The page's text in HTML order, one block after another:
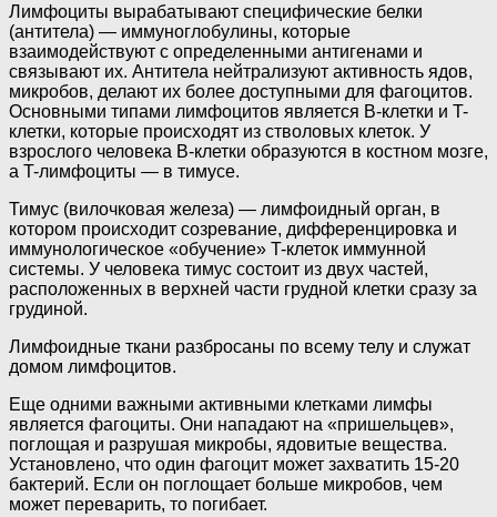
Лимфоциты вырабатывают специфические белки
(антитела) — иммуноглобулины, которые
взаимодействуют с определенными антигенами и
связывают их. Антитела нейтрализуют активность ядов,
микробов, делают их более доступными для фагоцитов.
Основными типами лимфоцитов является B-клетки и T-
клетки, которые происходят из стволовых клеток. У
взрослого человека В-клетки образуются в костном мозге,
а T-лимфоциты — в тимусе.
Тимус (вилочковая железа) — лимфоидный орган, в
котором происходит созревание, дифференцировка и
иммунологическое «обучение» T-клеток иммунной
системы. У человека тимус состоит из двух частей,
расположенных в верхней части грудной клетки сразу за
грудиной.
Лимфоидные ткани разбросаны по всему телу и служат
домом лимфоцитов.
Еще одними важными активными клетками лимфы
является фагоциты. Они нападают на «пришельцев»,
поглощая и разрушая микробы, ядовитые вещества.
Установлено, что один фагоцит может захватить 15-20
бактерий. Если он поглощает больше микробов, чем
может переварить, то погибает.